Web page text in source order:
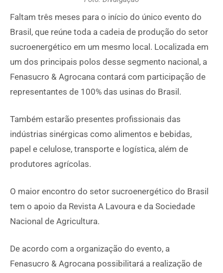
Faltam três meses para o início do único evento do
Brasil, que reúne toda a cadeia de produção do setor
sucroenergético em um mesmo local. Localizada em
um dos principais polos desse segmento nacional, a
Fenasucro & Agrocana contará com participação de
representantes de 100% das usinas do Brasil.
Também estarão presentes profissionais das
indústrias sinérgicas como alimentos e bebidas,
papel e celulose, transporte e logística, além de
produtores agrícolas.
O maior encontro do setor sucroenergético do Brasil
tem o apoio da Revista A Lavoura e da Sociedade
Nacional de Agricultura.
De acordo com a organização do evento, a
Fenasucro & Agrocana possibilitará a realização de